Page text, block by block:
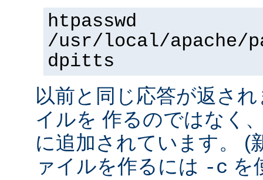
htpasswd
/usr/local/apache/
dpitts
以前と同じ応答が返さ
イルを 作るのではなく
に追加されています。 (
ァイルを作るには -c を